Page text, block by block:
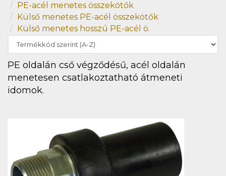
PE-acél menetes összekötők
Külső menetes PE-acél összekötők
Külső menetes hosszú PE-acél ö.
PE oldalán cső végződésű, acél oldalán
menetesen csatlakoztatható átmeneti
idomok.